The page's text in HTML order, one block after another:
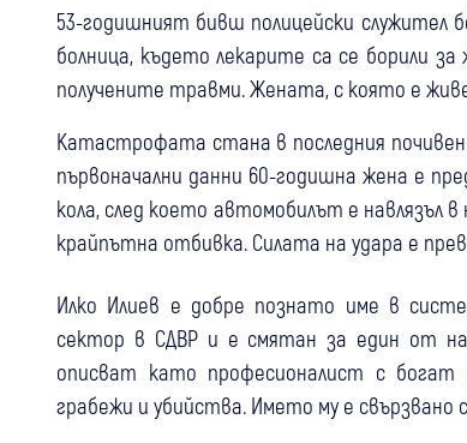
53-годишният бивш полицейски служител
болница, където лекарите са се борили
получените травми. Жената, с която е
Катастрофата стана в последния почивен
първоначални данни 60-годишна жена е
кола, след което автомобилът е навлязъл
крайпътна отбивка. Силата на удара е
Илко Илиев е добре познато име в
сектор в СДВР и е смятан за един от
описват като професионалист с
грабежи и убийства. Името му е